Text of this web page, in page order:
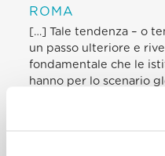
ROMA
[…] Tale tendenza – o
un passo ulteriore e
fondamentale che le
hanno per lo scenario
conoscere la